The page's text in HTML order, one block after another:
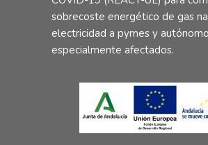
sobrecoste energético de gas
electricidad a pymes y
especialmente afectados.